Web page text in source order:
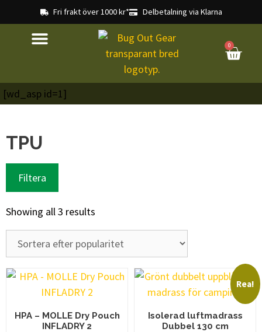
Fri frakt över 1000 kr* Delbetalning via Klarna
0
[wd_asp id=1]
TPU
Filtera
Showing all 3 results
HPA – MOLLE Dry Pouch
INFLADRY 2
Rea!
Isolerad luftmadrass
Dubbel 130 cm